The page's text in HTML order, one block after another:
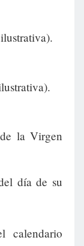
la Virgen
día de su
calendario